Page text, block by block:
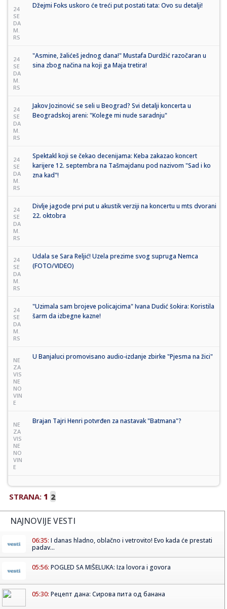
24
SE
DA
M.
RS
Džejmi Foks uskoro će treći put postati tata: Ovo su detalji!
24
SE
DA
M.
RS
"Asmine, žalićeš jednog dana!" Mustafa Durdžić razočaran u
sina zbog načina na koji ga Maja tretira!
24
SE
DA
M.
RS
Jakov Jozinović se seli u Beograd? Svi detalji koncerta u
Beogradskoj areni: "Kolege mi nude saradnju"
24
SE
DA
M.
RS
Spektakl koji se čekao decenijama: Keba zakazao koncert
karijere 12. septembra na Tašmajdanu pod nazivom "Sad i ko
zna kad"!
24
SE
DA
M.
RS
Divlje jagode prvi put u akustik verziji na koncertu u mts dvorani
22. oktobra
24
SE
DA
M.
RS
Udala se Sara Reljić! Uzela prezime svog supruga Nemca
(FOTO/VIDEO)
24
SE
DA
M.
RS
"Uzimala sam brojeve policajcima" Ivana Dudić šokira: Koristila
šarm da izbegne kazne!
NE
ZA
VIS
NE
NO
VIN
E
U Banjaluci promovisano audio-izdanje zbirke "Pjesma na žici"
NE
ZA
VIS
NE
NO
VIN
E
Brajan Tajri Henri potvrđen za nastavak "Batmana"?
STRANA: 1 2
NAJNOVIJE VESTI
06:35: I danas hladno, oblačno i vetrovito! Evo kada će prestati
padav...
05:56: POGLED SA MIŠELUKA: Iza lovora i govora
05:30: Рецепт дана: Сирова пита од банана